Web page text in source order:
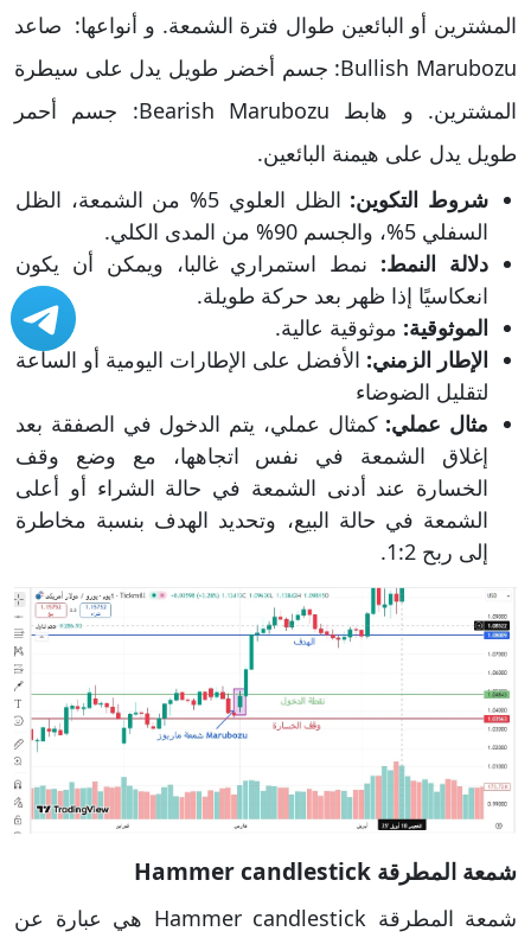
المشترين أو البائعين طوال فترة الشمعة. و أنواعها: صاعد
Bullish Marubozu: جسم أخضر طويل يدل على سيطرة
المشترين. و هابط Bearish Marubozu: جسم أحمر
طويل يدل على هيمنة البائعين.
شروط التكوين:
الظل العلوي 5% من الشمعة، الظل
السفلي 5%، والجسم 90% من المدى الكلي.
دلالة النمط: نمط استمراري غالبا، ويمكن أن يكون
انعكاسيًا إذا ظهر بعد حركة طويلة.
الموثوقية: موثوقية عالية.
الإطار الزمني: الأفضل على الإطارات اليومية أو الساعة
لتقليل الضوضاء
مثال عملي:كمثال عملي، يتم الدخول في الصفقة بعد
إغلاق الشمعة في نفس اتجاهها، مع وضع وقف
الخسارة عند أدنى الشمعة في حالة الشراء أو أعلى
الشمعة في حالة البيع، وتحديد الهدف بنسبة مخاطرة
إلى ربح 1:2.
شمعة المطرقة Hammer candlestick
شمعة المطرقة Hammer candlestick هي عبارة عن